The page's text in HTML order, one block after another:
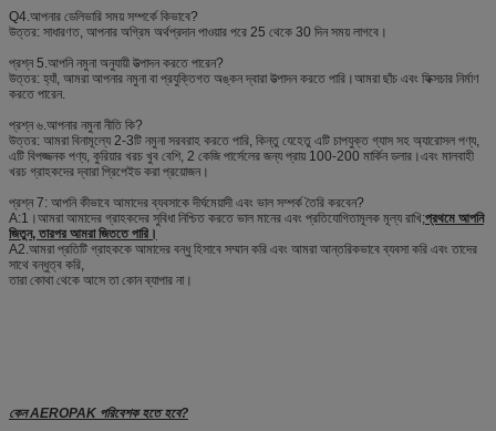
Q4.আপনার ডেলিভারি সময় সম্পর্কে কিভাবে?
উত্তর: সাধারণত, আপনার অগ্রিম অর্থপ্রদান পাওয়ার পরে 25 থেকে 30 দিন সময় লাগবে।
প্রশ্ন 5.আপনি নমুনা অনুযায়ী উত্পাদন করতে পারেন?
উত্তর: হ্যাঁ, আমরা আপনার নমুনা বা প্রযুক্তিগত অঙ্কন দ্বারা উত্পাদন করতে পারি।আমরা ছাঁচ এবং ফিক্সচার নির্মাণ
করতে পারেন.
প্রশ্ন ৬.আপনার নমুনা নীতি কি?
উত্তর: আমরা বিনামূল্যে 2-3টি নমুনা সরবরাহ করতে পারি, কিন্তু যেহেতু এটি চাপযুক্ত গ্যাস সহ অ্যারোসল পণ্য,
এটি বিপজ্জনক পণ্য, কুরিয়ার খরচ খুব বেশি, 2 কেজি পার্সেলের জন্য প্রায় 100-200 মার্কিন ডলার।এবং মালবাহী
খরচ গ্রাহকদের দ্বারা প্রিপেইড করা প্রয়োজন।
প্রশ্ন 7: আপনি কীভাবে আমাদের ব্যবসাকে দীর্ঘমেয়াদী এবং ভাল সম্পর্ক তৈরি করবেন?
A:1।আমরা আমাদের গ্রাহকদের সুবিধা নিশ্চিত করতে ভাল মানের এবং প্রতিযোগিতামূলক মূল্য রাখি;প্রথমে আপনি
জিতুন, তারপর আমরা জিততে পারি।
A2.আমরা প্রতিটি গ্রাহককে আমাদের বন্ধু হিসাবে সম্মান করি এবং আমরা আন্তরিকভাবে ব্যবসা করি এবং তাদের
সাথে বন্ধুত্ব করি,
তারা কোথা থেকে আসে তা কোন ব্যাপার না।
কেন AEROPAK পরিবেশক হতে হবে?